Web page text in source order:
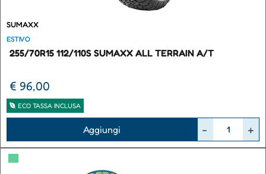
SUMAXX
ESTIVO
255/70R15 112/110S SUMAXX ALL TERRAIN A/T
€ 96,00
ECO TASSA INCLUSA
Aggiungi
▀